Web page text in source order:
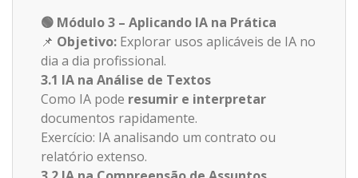
🟢 Módulo 3 – Aplicando IA na Prática
📌 Objetivo: Explorar usos aplicáveis de IA no
dia a dia profissional.
3.1 IA na Análise de Textos
Como IA pode resumir e interpretar
documentos rapidamente.
Exercício: IA analisando um contrato ou
relatório extenso.